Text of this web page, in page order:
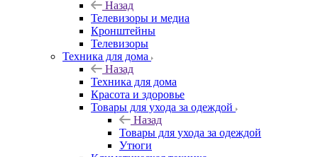
Назад
Телевизоры и медиа
Кронштейны
Телевизоры
Техника для дома
Назад
Техника для дома
Красота и здоровье
Товары для ухода за одеждой
Назад
Товары для ухода за одеждой
Утюги